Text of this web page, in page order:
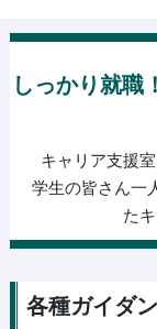
しっかり就職
キャリア支援
学生の皆さん一
た
各種ガイダ